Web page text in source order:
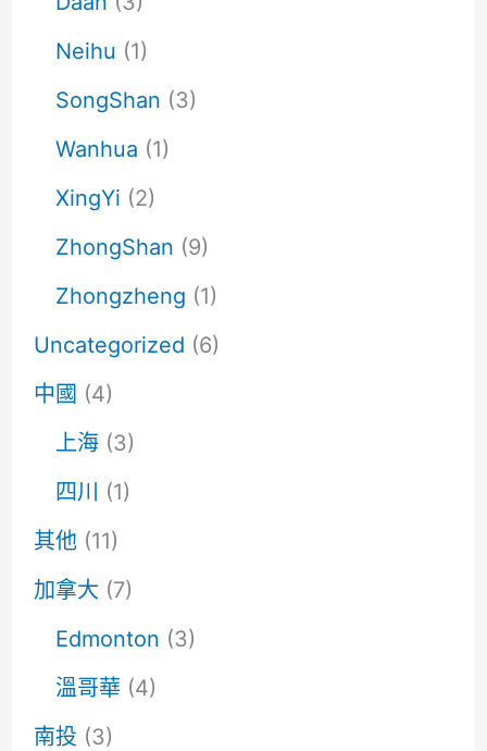
Neihu (1)
SongShan (3)
Wanhua (1)
XingYi (2)
ZhongShan (9)
Zhongzheng (1)
Uncategorized (6)
中國 (4)
上海(3)
四川
(1)
其他(11)
加拿大 (7)
Edmonton (3)
溫哥華 (4)
南投 (3)